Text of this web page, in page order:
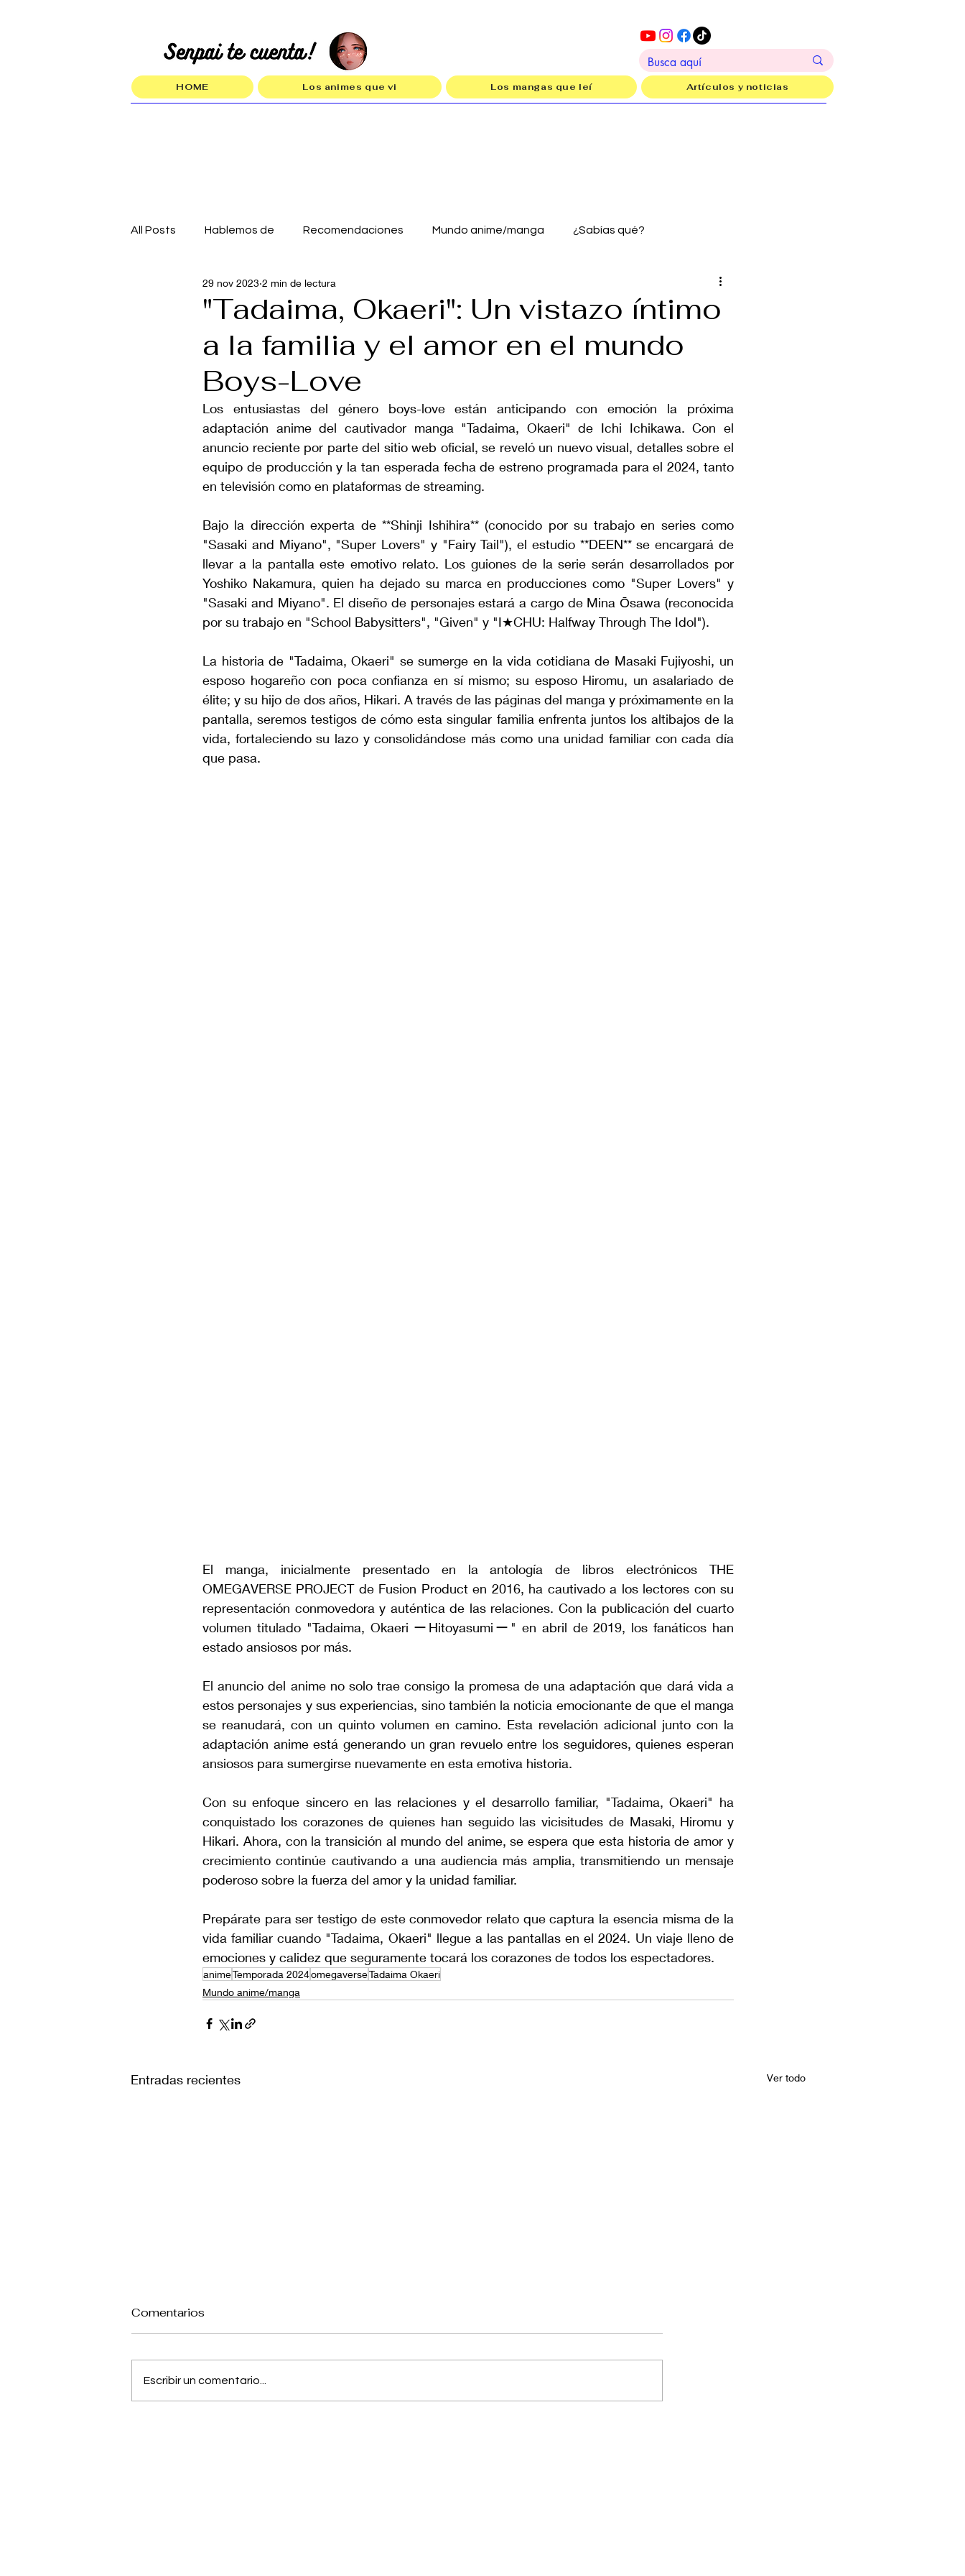
HOME Los animes que vi Los mangas que leí Artículos y noticias
All Posts Hablemos de Recomendaciones Mundo anime/manga ¿Sabías qué?
"Tadaima, Okaeri": Un vistazo íntimo
a la familia y el amor en el mundo
Boys-Love
29 nov 2023 2 min de lectura
Los entusiastas del género boys-love están anticipando con emoción la próxima
adaptación anime del cautivador manga "Tadaima, Okaeri" de Ichi Ichikawa. Con el
anuncio reciente por parte del sitio web oficial, se reveló un nuevo visual, detalles sobre el
equipo de producción y la tan esperada fecha de estreno programada para el 2024, tanto
en televisión como en plataformas de streaming.
Bajo la dirección experta de **Shinji Ishihira** (conocido por su trabajo en series como
"Sasaki and Miyano", "Super Lovers" y "Fairy Tail"), el estudio **DEEN** se encargará de
llevar a la pantalla este emotivo relato. Los guiones de la serie serán desarrollados por
Yoshiko Nakamura, quien ha dejado su marca en producciones como "Super Lovers" y
"Sasaki and Miyano". El diseño de personajes estará a cargo de Mina Ōsawa (reconocida
por su trabajo en "School Babysitters", "Given" y "I★CHU: Halfway Through The Idol").
La historia de "Tadaima, Okaeri" se sumerge en la vida cotidiana de Masaki Fujiyoshi, un
esposo hogareño con poca confianza en sí mismo; su esposo Hiromu, un asalariado de
élite; y su hijo de dos años, Hikari. A través de las páginas del manga y próximamente en la
pantalla, seremos testigos de cómo esta singular familia enfrenta juntos los altibajos de la
vida, fortaleciendo su lazo y consolidándose más como una unidad familiar con cada día
que pasa.
El manga, inicialmente presentado en la antología de libros electrónicos THE
OMEGAVERSE PROJECT de Fusion Product en 2016, ha cautivado a los lectores con su
representación conmovedora y auténtica de las relaciones. Con la publicación del cuarto
volumen titulado "Tadaima, Okaeri ーHitoyasumiー" en abril de 2019, los fanáticos han
estado ansiosos por más.
El anuncio del anime no solo trae consigo la promesa de una adaptación que dará vida a
estos personajes y sus experiencias, sino también la noticia emocionante de que el manga
se reanudará, con un quinto volumen en camino. Esta revelación adicional junto con la
adaptación anime está generando un gran revuelo entre los seguidores, quienes esperan
ansiosos para sumergirse nuevamente en esta emotiva historia.
Con su enfoque sincero en las relaciones y el desarrollo familiar, "Tadaima, Okaeri" ha
conquistado los corazones de quienes han seguido las vicisitudes de Masaki, Hiromu y
Hikari. Ahora, con la transición al mundo del anime, se espera que esta historia de amor y
crecimiento continúe cautivando a una audiencia más amplia, transmitiendo un mensaje
poderoso sobre la fuerza del amor y la unidad familiar.
Prepárate para ser testigo de este conmovedor relato que captura la esencia misma de la
vida familiar cuando "Tadaima, Okaeri" llegue a las pantallas en el 2024. Un viaje lleno de
emociones y calidez que seguramente tocará los corazones de todos los espectadores.
animeTemporada 2024omegaverseTadaima Okaeri
Mundo anime/manga
Entradas recientes Ver todo
Comentarios
Escribir un comentario...